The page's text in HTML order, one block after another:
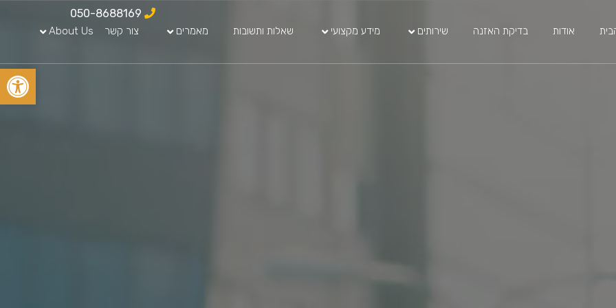
050-8688169
אודות בדיקת האזנה שירותים מידע מקצועי שאלות ותשובות מאמרים צור קשר About Us